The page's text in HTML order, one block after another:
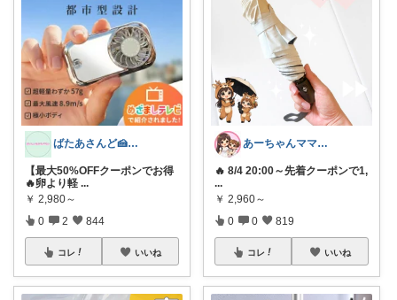
ばたあさんど🍰テンション爆上がりな生活
【最大50%OFFクーポンでお得
🔥卵より軽 ...
￥ 2,980～
0 2 844
コレ いいね
あーちゃんママ🐣朝コレ5時✨2y娘
🔥 8/4 20:00～先着クーポンで1,
...
￥ 2,960～
0 0 819
コレ いいね